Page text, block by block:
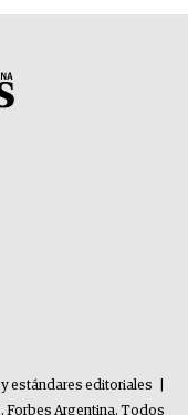
estándares editoriales
Argentina. Todos